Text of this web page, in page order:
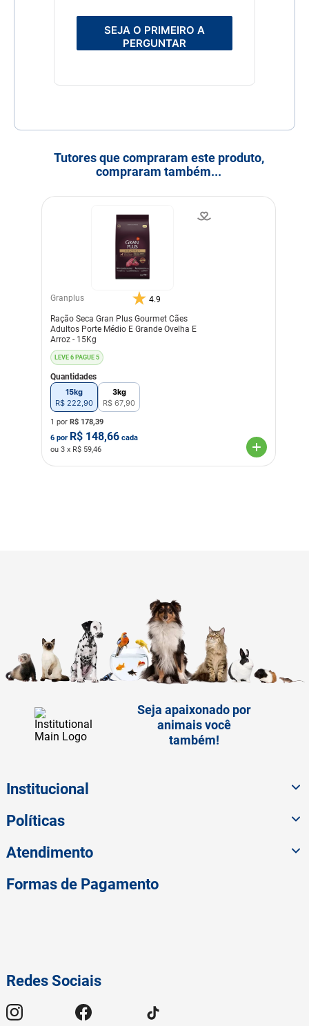
SEJA O PRIMEIRO A
PERGUNTAR
Tutores que compraram este produto,
compraram também...
Granplus 4.9
Ração Seca Gran Plus Gourmet Cães
Adultos Porte Médio E Grande Ovelha E
Arroz - 15Kg
LEVE 6 PAGUE 5
Quantidades
15kg
R$ 222,90
3kg
R$ 67,90
1 por R$ 178,39
6 por R$ 148,66 cada
ou 3 x R$ 59,46
Seja apaixonado por
animais você
também!
Institucional
Políticas
Atendimento
Redes Sociais
Formas de Pagamento